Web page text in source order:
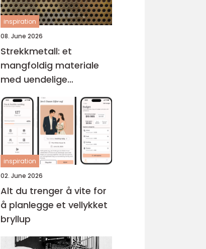
inspiration
08. June 2026
Strekkmetall: et
mangfoldig materiale
med uendelige
muligheter
inspiration
02. June 2026
Alt du trenger å vite for
å planlegge et vellykket
bryllup